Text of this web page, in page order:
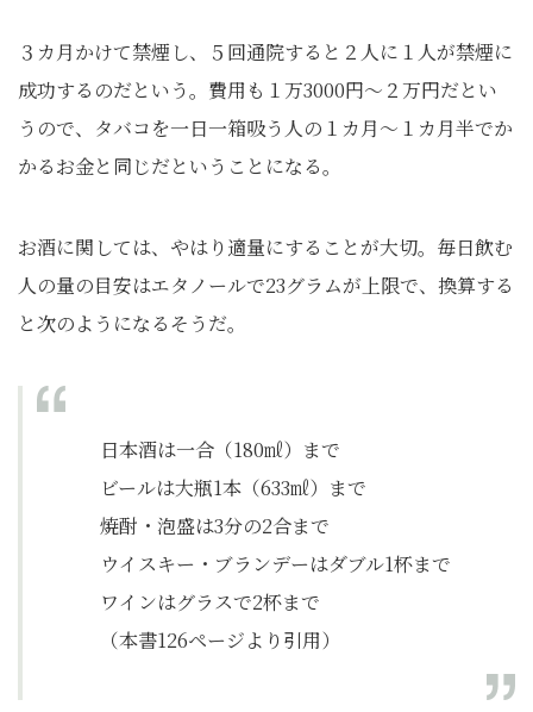
３カ月かけて禁煙し、５回通院すると２人に１人が禁煙に
成功するのだという。費用も１万3000円～２万円だとい
うので、タバコを一日一箱吸う人の１カ月～１カ月半でか
かるお金と同じだということになる。
お酒に関しては、やはり適量にすることが大切。毎日飲む
人の量の目安はエタノールで23グラムが上限で、換算する
と次のようになるそうだ。
日本酒は一合（180㎖）まで
ビールは大瓶1本（633㎖）まで
焼酎・泡盛は3分の2合まで
ウイスキー・ブランデーはダブル1杯まで
ワインはグラスで2杯まで
（本書126ページより引用）